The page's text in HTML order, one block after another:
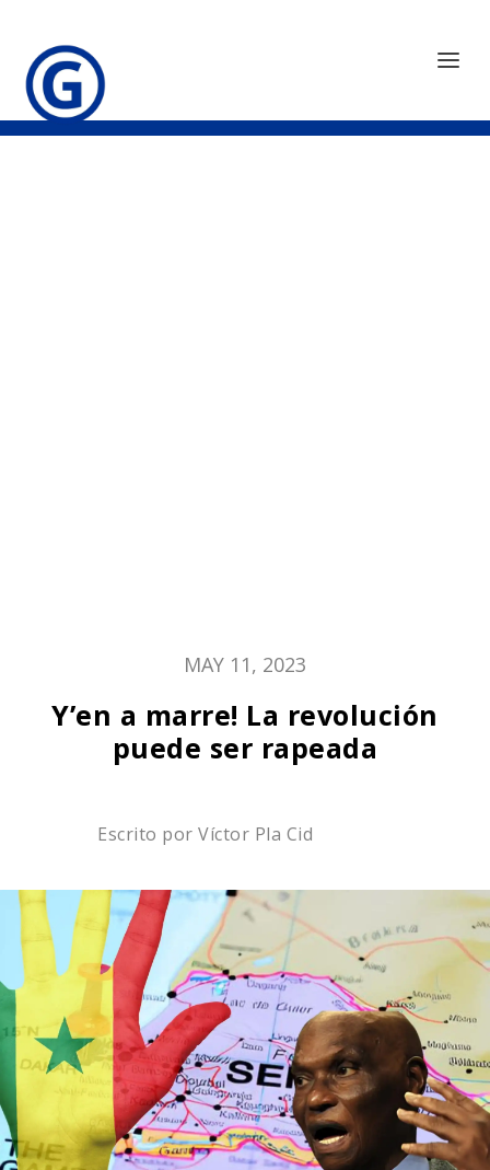
MAY 11, 2023
Y’en a marre! La revolución
puede ser rapeada
Escrito por Víctor Pla Cid